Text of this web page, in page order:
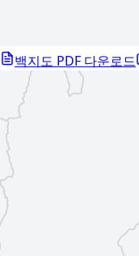
백지도 PDF 다운로드